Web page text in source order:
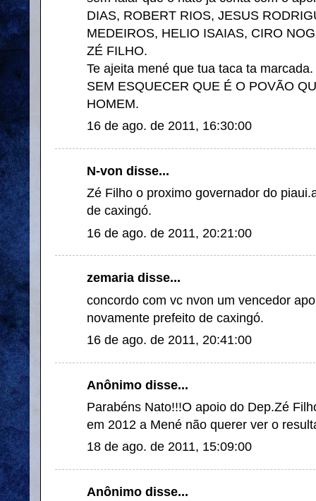
DIAS, ROBERT RIOS, JESUS
MEDEIROS, HELIO ISAIAS, CIRO
ZÉ FILHO.
Te ajeita mené que tua taca ta marcada.
SEM ESQUECER QUE É O POVÃO
HOMEM.
16 de ago. de 2011, 16:30:00
N-von disse...
Zé Filho o proximo governador do
de caxingó.
16 de ago. de 2011, 20:21:00
zemaria disse...
concordo com vc nvon um vencedor
novamente prefeito de caxingó.
16 de ago. de 2011, 20:41:00
Anônimo disse...
Parabéns Nato!!!O apoio do Dep.Zé
em 2012 a Mené não querer ver o
18 de ago. de 2011, 15:09:00
Anônimo disse...